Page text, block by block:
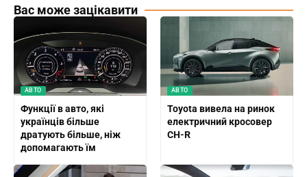
Вас може зацікавити
АВТО
Функції в авто, які
українців більше
дратують більше, ніж
допомагають їм
АВТО
Toyota вивела на ринок
електричний кросовер
CH-R